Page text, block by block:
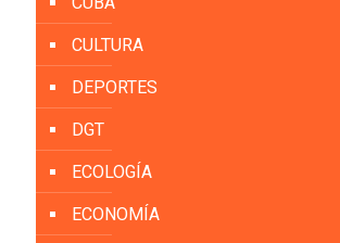
CULTURA
DEPORTES
DGT
ECOLOGÍA
ECONOMÍA